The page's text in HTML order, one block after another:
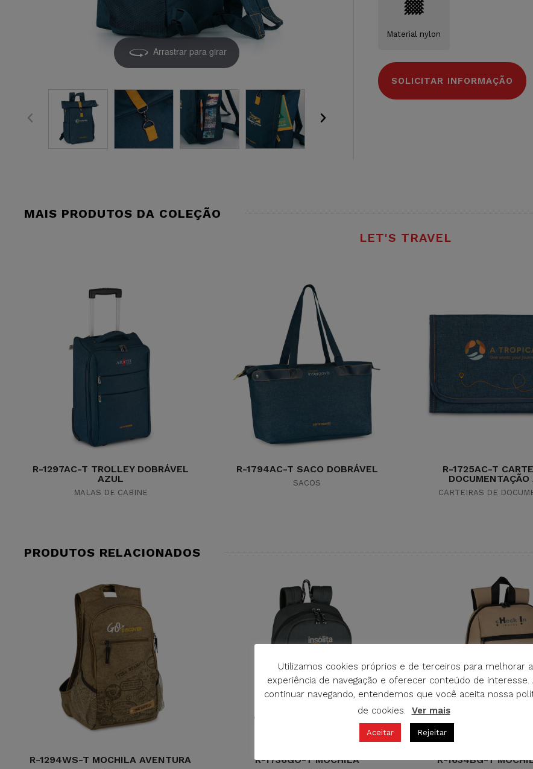
Arrastrar para girar
Material nylon
SOLICITAR INFORMAÇÃO
MAIS PRODUTOS DA COLEÇÃO
LET'S TRAVEL
R-1297AC-T TROLLEY DOBRÁVEL
AZUL
MALAS DE CABINE
R-1794AC-T SACO DOBRÁVEL
SACOS
R-1725AC-T
CARTEIRAS DE
PRODUTOS RELACIONADOS
R-1294WS-T MOCHILA AVENTURA R-1736GO-T MOCHILA R-1634BG-T
Utilizamos cookies próprios e de terceiros para melhorar a
experiência de navegação e oferecer conteúdo de interesse.
continuar navegando, entendemos que você aceita nossa
de cookies.
Ver mais
Aceitar Rejeitar